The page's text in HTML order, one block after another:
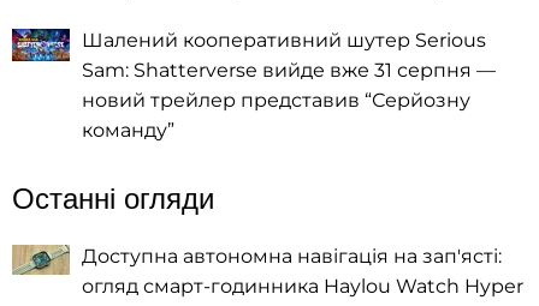
Шалений кооперативний шутер Serious
Sam: Shatterverse вийде вже 31 серпня —
новий трейлер представив “Серйозну
команду”
Останні огляди
Доступна автономна навігація на зап'ясті:
огляд смарт-годинника Haylou Watch Hyper